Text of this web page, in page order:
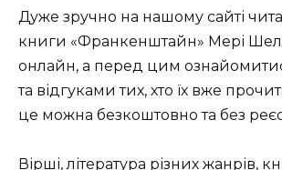
Дуже зручно на нашому сайті
книги «Франкенштайн» Мері
онлайн, а перед цим
та відгуками тих, хто їх вже
це можна безкоштовно та без
Вірші, література різних жанрів,